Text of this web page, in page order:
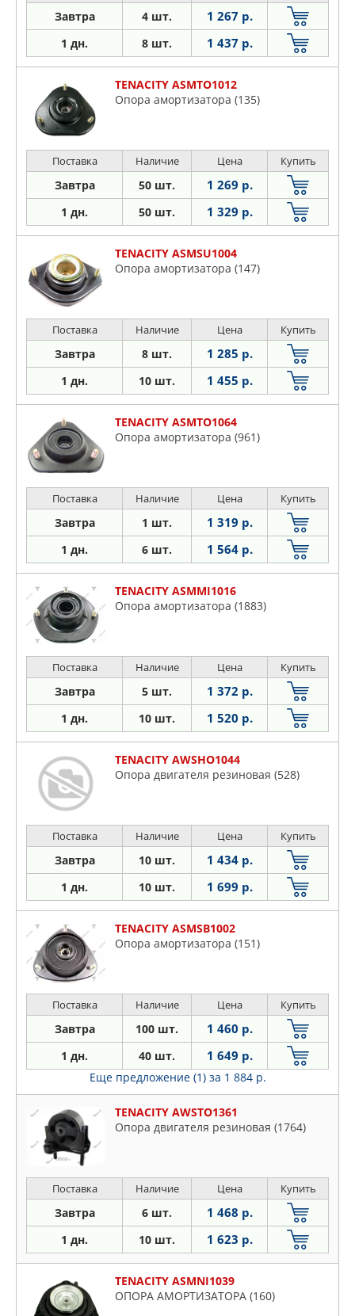
Завтра 4 шт. 1 267 р.
1 дн. 8 шт. 1 437 р.
TENACITY ASMTO1012
Опора амортизатора (135)
Поставка Наличие Цена Купить
Завтра 50 шт. 1 269 р.
1 дн. 50 шт. 1 329 р.
TENACITY ASMSU1004
Опора амортизатора (147)
Поставка Наличие Цена Купить
Завтра 8 шт. 1 285 р.
1 дн. 10 шт. 1 455 р.
TENACITY ASMTO1064
Опора амортизатора (961)
Поставка Наличие Цена Купить
Завтра 1 шт. 1 319 р.
1 дн. 6 шт. 1 564 р.
TENACITY ASMMI1016
Опора амортизатора (1883)
Поставка Наличие Цена Купить
Завтра 5 шт. 1 372 р.
1 дн. 10 шт. 1 520 р.
TENACITY AWSHO1044
Опора двигателя резиновая (528)
Поставка Наличие Цена Купить
Завтра 10 шт. 1 434 р.
1 дн. 10 шт. 1 699 р.
TENACITY ASMSB1002
Опора амортизатора (151)
Поставка Наличие Цена Купить
Завтра 100 шт. 1 460 р.
1 дн. 40 шт. 1 649 р.
Еще предложение (1) за 1 884 р.
TENACITY AWSTO1361
Опора двигателя резиновая (1764)
Поставка Наличие Цена Купить
Завтра 6 шт. 1 468 р.
1 дн. 10 шт. 1 623 р.
TENACITY ASMNI1039
ОПОРА АМОРТИЗАТОРА (160)